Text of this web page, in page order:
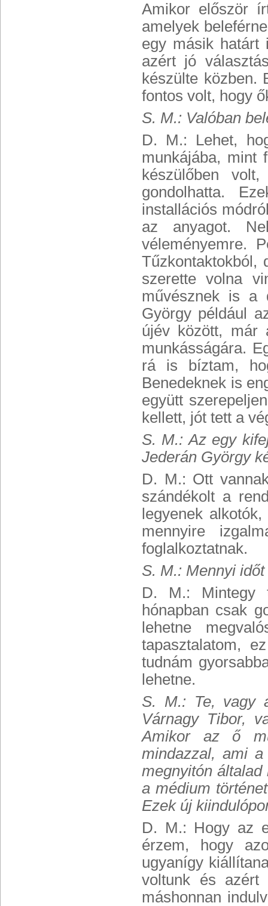
Amikor először
amelyek
egy másik határt
azért jó
készülte közben.
fontos volt, hogy
S. M.: Valóban
D. M.: Lehet,
munkájába, mint
készülőben
gondolhatta.
installációs
az anyagot.
véleményemre.
Tűzkontaktokból,
szerette volna
művésznek is a
György például
újév között, már
munkásságára.
rá is bíztam,
Benedeknek is
együtt
kellett, jót tett a
S. M.: Az egy
Jederán György
D. M.: Ott
szándékolt a
legyenek
mennyire
foglalkoztatnak.
S. M.: Mennyi
D. M.: Mintegy
hónapban csak
lehetne
tapasztalatom,
tudnám
lehetne.
S. M.: Te, vagy
Várnagy Tibor,
Amikor az ő
mindazzal, ami
megnyitón
a médium
Ezek új
D. M.: Hogy az
érzem, hogy
ugyanígy
voltunk és azért
máshonnan